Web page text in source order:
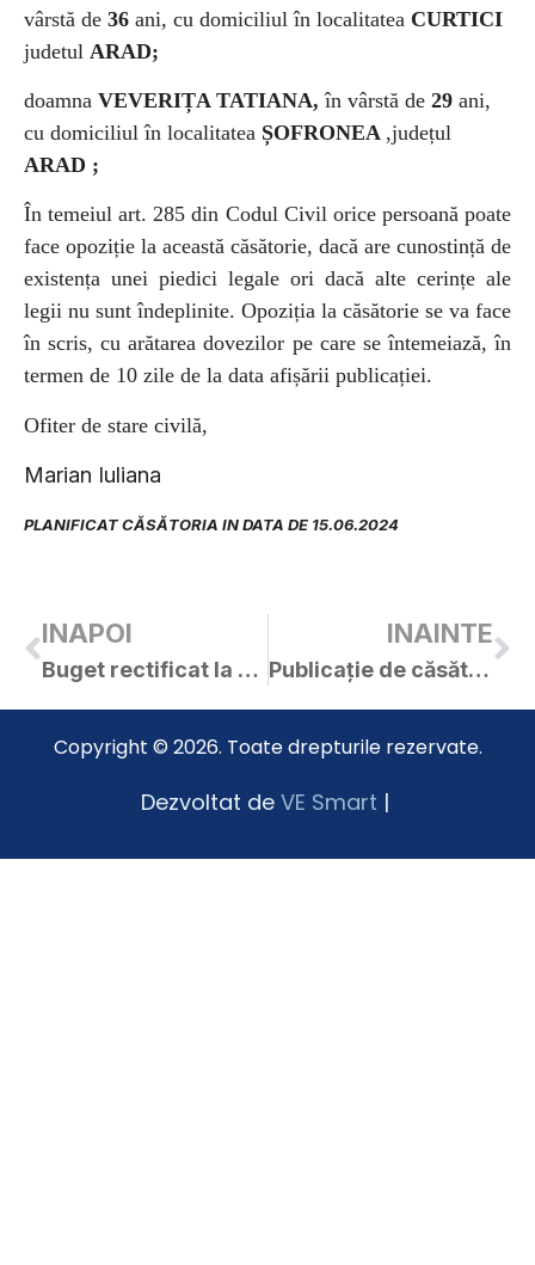
vârstă de 36 ani, cu domiciliul în localitatea CURTICI
judetul ARAD;
doamna VEVERIȚA TATIANA, în vârstă de 29 ani,
cu domiciliul în localitatea ȘOFRONEA ,județul
ARAD ;
În temeiul art. 285 din Codul Civil orice persoană poate
face opoziție la această căsătorie, dacă are cunostință de
existența unei piedici legale ori dacă alte cerințe ale
legii nu sunt îndeplinite. Opoziția la căsătorie se va face
în scris, cu arătarea dovezilor pe care se întemeiază, în
termen de 10 zile de la data afișării publicației.
Ofiter de stare civilă,
Marian Iuliana
PLANIFICAT CĂSĂTORIA IN DATA DE 15.06.2024
INAPOI
Buget rectificat la data de 04.06.2024
INAINTE
Publicație de căsătorie – IGNA EDUARD-CĂLIN / ȘICLOVAN ADELINA-RAMONA
Copyright © 2026. Toate drepturile rezervate.
Dezvoltat de VE Smart |